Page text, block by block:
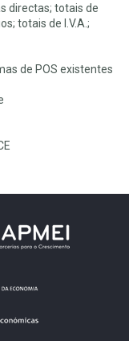
directas; totais de
totais de I.V.A.;
de POS existentes